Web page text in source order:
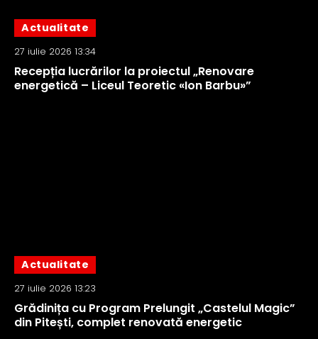
Actualitate
27 iulie 2026 13:34
Recepția lucrărilor la proiectul „Renovare
energetică – Liceul Teoretic «Ion Barbu»”
Actualitate
27 iulie 2026 13:23
Grădinița cu Program Prelungit „Castelul Magic”
din Pitești, complet renovată energetic